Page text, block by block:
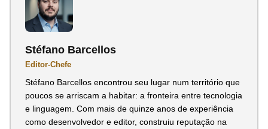
Stéfano Barcellos
Editor-Chefe
Stéfano Barcellos encontrou seu lugar num território que
poucos se arriscam a habitar: a fronteira entre tecnologia
e linguagem. Com mais de quinze anos de experiência
como desenvolvedor e editor, construiu reputação na